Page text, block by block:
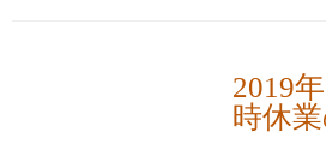
2019
時休